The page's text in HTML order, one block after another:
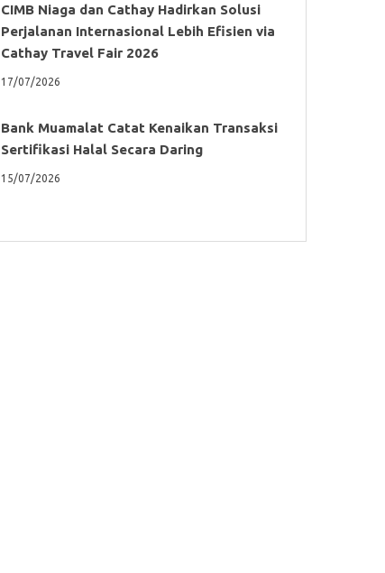
CIMB Niaga dan Cathay Hadirkan Solusi
Perjalanan Internasional Lebih Efisien via
Cathay Travel Fair 2026
17/07/2026
Bank Muamalat Catat Kenaikan Transaksi
Sertifikasi Halal Secara Daring
15/07/2026